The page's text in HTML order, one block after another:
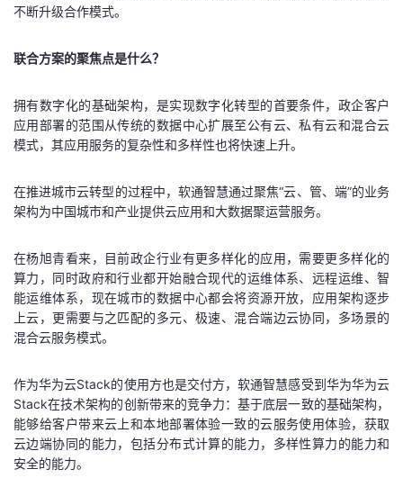
不断升级合作模式。
联合方案的聚焦点是什么？
拥有数字化的基础架构，是实现数字化转型的首要条件，政企客户
应用部署的范围从传统的数据中心扩展至公有云、私有云和混合云
模式，其应用服务的复杂性和多样性也将快速上升。
在推进城市云转型的过程中，软通智慧通过聚焦“云、管、端”的业务
架构为中国城市和产业提供云应用和大数据聚运营服务。
在杨旭青看来，目前政企行业有更多样化的应用，需要更多样化的
算力，同时政府和行业都开始融合现代的运维体系、远程运维、智
能运维体系，现在城市的数据中心都会将资源开放，应用架构逐步
上云，更需要与之匹配的多元、极速、混合端边云协同，多场景的
混合云服务模式。
作为华为云Stack的使用方也是交付方，软通智慧感受到华为华为云
Stack在技术架构的创新带来的竞争力：基于底层一致的基础架构，
能够给客户带来云上和本地部署体验一致的云服务使用体验，获取
云边端协同的能力，包括分布式计算的能力，多样性算力的能力和
安全的能力。